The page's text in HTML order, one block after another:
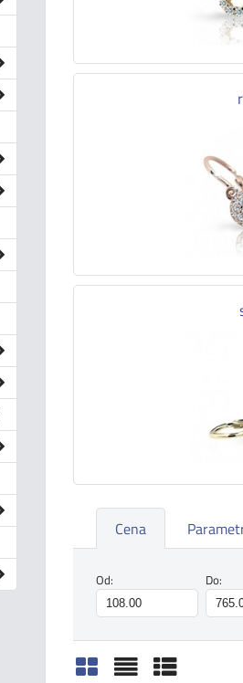
Cena
Od: Do: